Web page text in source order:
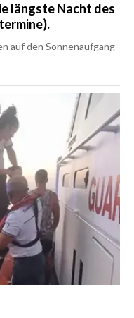
längste Nacht des
auf den Sonnenaufgang